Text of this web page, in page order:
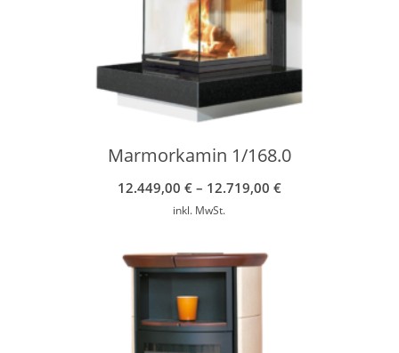
Marmorkamin 1/168.0
12.449,00 €– 12.719,00 €
inkl. MwSt.